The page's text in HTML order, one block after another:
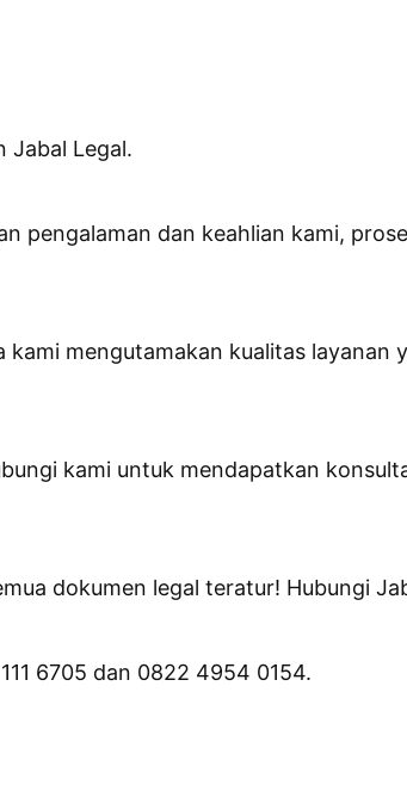
Jabal Legal.
pengalaman dan keahlian kami,
mengutamakan kualitas layanan
kami untuk mendapatkan
dokumen legal teratur! Hubungi
6705 dan 0822 4954 0154.